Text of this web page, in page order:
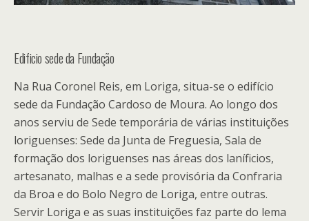
Edificio sede da Fundação
Na Rua Coronel Reis, em Loriga, situa-se o edifício
sede da Fundação Cardoso de Moura. Ao longo dos
anos serviu de Sede temporária de várias instituições
loriguenses: Sede da Junta de Freguesia, Sala de
formação dos loriguenses nas áreas dos laníficios,
artesanato, malhas e a sede provisória da Confraria
da Broa e do Bolo Negro de Loriga, entre outras.
Servir Loriga e as suas instituições faz parte do lema